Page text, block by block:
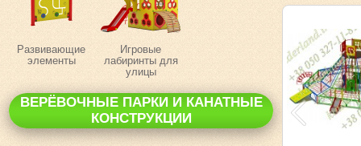
Развивающие
элементы
Игровые
лабиринты для
улицы
ВЕРЁВОЧНЫЕ ПАРКИ И КАНАТНЫЕ
КОНСТРУКЦИИ